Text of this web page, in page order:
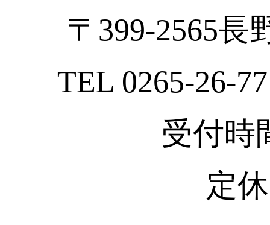
〒399-2565長
TEL 0265-26-
受付時
定